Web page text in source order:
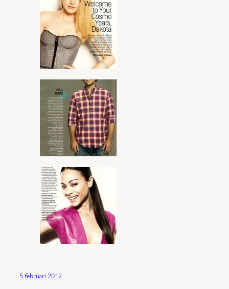
5 februari 2012